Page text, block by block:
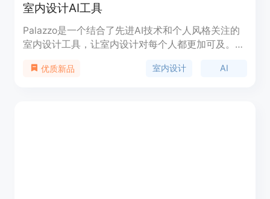
室内设计AI工具
Palazzo是一个结合了先进AI技术和个人风格关注的
室内设计工具，让室内设计对每个人都更加可及。它
优质新品 室内设计 AI